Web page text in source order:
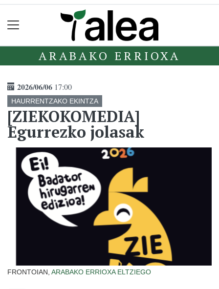
ARABAKO ERRIOXA
2026/06/06 17:00
HAURRENTZAKO EKINTZA
[ZIEKOKOMEDIA]
Egurrezko jolasak
FRONTOIAN, ARABAKO ERRIOXA ELTZIEGO